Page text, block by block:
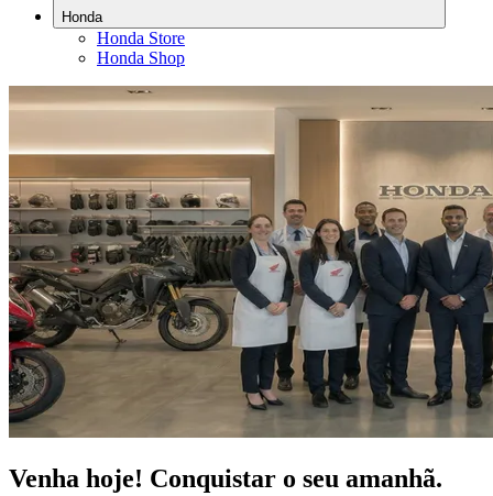
Honda
Honda Store
Honda Shop
Venha hoje! Conquistar o seu amanhã.